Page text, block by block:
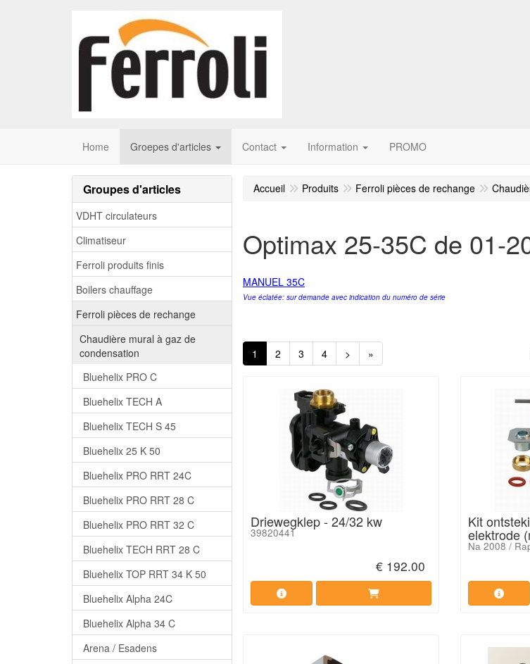
Home Groepes d'articles Contact Information PROMO
Groupes d'articles
VDHT circulateurs
Climatiseur
Ferroli produits finis
Boilers chauffage
Ferroli pièces de rechange
Chaudière mural à gaz de
condensation
Bluehelix PRO C
Bluehelix TECH A
Bluehelix TECH S 45
Bluehelix 25 K 50
Bluehelix PRO RRT 24C
Bluehelix PRO RRT 28 C
Bluehelix PRO RRT 32 C
Bluehelix TECH RRT 28 C
Bluehelix TOP RRT 34 K 50
Bluehelix Alpha 24C
Bluehelix Alpha 34 C
Arena / Esadens
Accueil Produits Ferroli pièces de rechange
Optimax 25-35C de 01-
MANUEL 35C
Vue éclatée: sur demande avec indication du numéro de série
1 2 3 4 > »
Driewegklep - 24/32 kw
39820441
€ 192.00
Kit
elektrode
Na 2008 /